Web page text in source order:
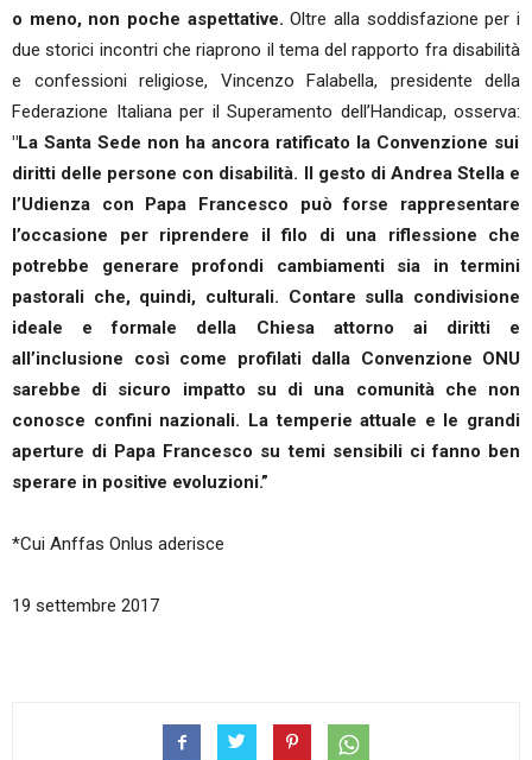
o meno, non poche aspettative.Oltre alla soddisfazione per i
due storici incontri che riaprono il tema del rapporto fra disabilità
e confessioni religiose, Vincenzo Falabella, presidente della
Federazione Italiana per il Superamento dell’Handicap, osserva:
"La Santa Sede non ha ancora ratificato la Convenzione sui
diritti delle persone con disabilità. Il gesto di Andrea Stella e
l’Udienza con Papa Francesco può forse rappresentare
l’occasione per riprendere il filo di una riflessione che
potrebbe generare profondi cambiamenti sia in termini
pastorali che, quindi, culturali. Contare sulla condivisione
ideale e formale della Chiesa attorno ai diritti e
all’inclusione così come profilati dalla Convenzione ONU
sarebbe di sicuro impatto su di una comunità che non
conosce confini nazionali. La temperie attuale e le grandi
aperture di Papa Francesco su temi sensibili ci fanno ben
sperare in positive evoluzioni.”
*Cui Anffas Onlus aderisce
19 settembre 2017